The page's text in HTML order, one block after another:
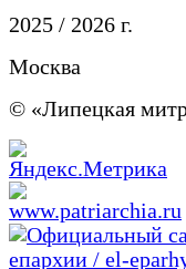
2025 / 2026 г.
Москва
© «Липецкая